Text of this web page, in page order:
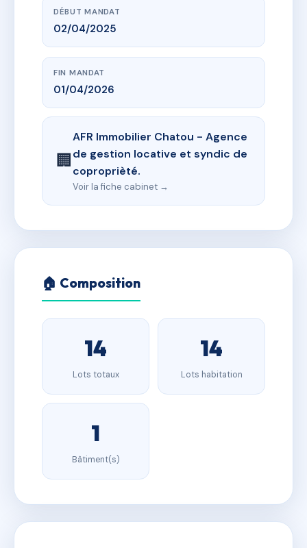
DÉBUT MANDAT
02/04/2025
FIN MANDAT
01/04/2026
🏢
AFR Immobilier Chatou - Agence
de gestion locative et syndic de
coproprièté.
Voir la fiche cabinet →
🏠 Composition
14
Lots totaux
14
Lots habitation
1
Bâtiment(s)